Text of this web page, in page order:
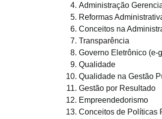
Administração
Reformas
Conceitos na
Transparência
Governo Eletrônico (e-
Qualidade
Qualidade na Gestão
Gestão por Resultado
Empreendedorismo
Conceitos de Políticas